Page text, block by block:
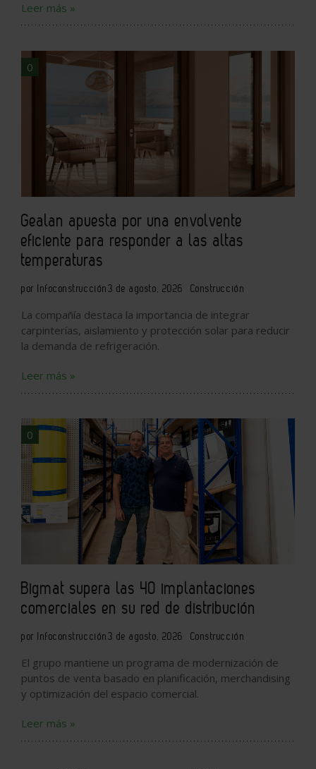
Leer más »
0
Gealan apuesta por una envolvente
eficiente para responder a las altas
temperaturas
por Infoconstrucción3 de agosto, 2026 Construcción
La compañía destaca la importancia de integrar
carpinterías, aislamiento y protección solar para reducir
la demanda de refrigeración.
Leer más »
0
Bigmat supera las 40 implantaciones
comerciales en su red de distribución
por Infoconstrucción3 de agosto, 2026 Construcción
El grupo mantiene un programa de modernización de
puntos de venta basado en planificación, merchandising
y optimización del espacio comercial.
Leer más »